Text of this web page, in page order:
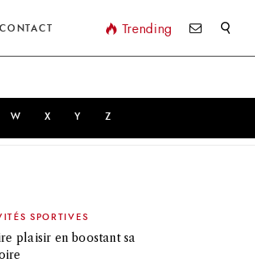
CONTACT Trending
W X Y Z
SPORTIVES
plaisir en boostant sa